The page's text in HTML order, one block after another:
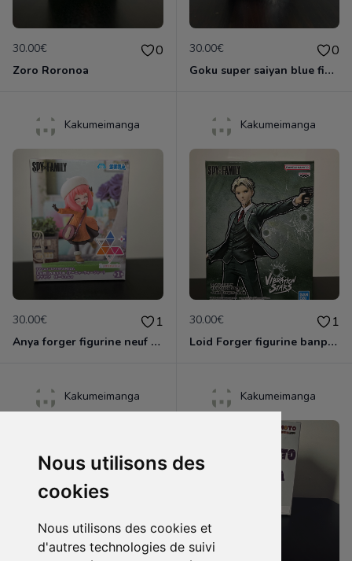
Nous utilisons des
cookies
Nous utilisons des cookies et
d'autres technologies de suivi
30.00€ 0
Zoro Roronoa
30.00€ 0
Goku super saiyan blue figurine
Kakumeimanga
30.00€ 1
Anya forger figurine neuf banpresto
Kakumeimanga
30.00€ 1
Loid Forger figurine banpresto
Kakumeimanga Kakumeimanga